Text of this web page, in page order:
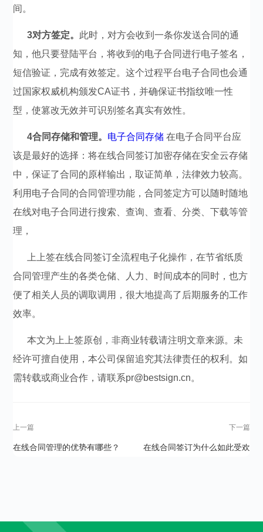
间。
3对方签定。 此时，对方会收到一条你发送合同的通
知，他只要登陆平台，将收到的电子合同进行电子签名，
短信验证，完成有效签定。这个过程平台电子合同也会通
过国家权威机构颁发CA证书，并确保证书指纹唯一性
型，使篡改无效并可识别签名真实有效性。
4合同存储和管理。 电子合同存储 在电子合同平台应
该是最好的选择：将在线合同签订加密存储在安全云存储
中，保证了合同的原样输出，取证简单，法律效力较高。
利用电子合同的合同管理功能，合同签定方可以随时随地
在线对电子合同进行搜索、查询、查看、分类、下载等管
理，
上上签在线合同签订全流程电子化操作，在节省纸质
合同管理产生的各类仓储、人力、时间成本的同时，也方
便了相关人员的调取调用，很大地提高了后期服务的工作
效率。
本文为上上签原创，非商业转载请注明文章来源。未
经许可擅自使用，本公司保留追究其法律责任的权利。如
需转载或商业合作，请联系pr@bestsign.cn。
上一篇
在线合同管理的优势有哪些？
下一篇
在线合同签订为什么如此受欢